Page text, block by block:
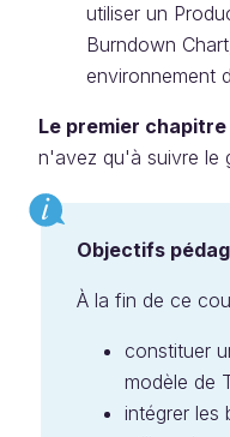
utiliser un
Burndown
environnement
Le premier
n'avez qu'à suivre le
Objectifs
À la fin de ce
constituer
modèle de
intégrer les